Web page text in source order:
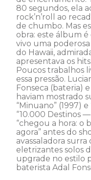
80 segundos, ela
rock’n’roll ao
de chumbo. Mas
obra: este álbum
vivo uma
do Hawaii,
apresentava os
Poucos trabalhos
essa pressão.
Fonseca (bateria)
haviam mostrado
“Minuano” (1997) e
“10.000 Destinos
“chegou a hora: o
agora” antes do
avassaladora
eletrizantes solos
upgrade no estilo
baterista Adal